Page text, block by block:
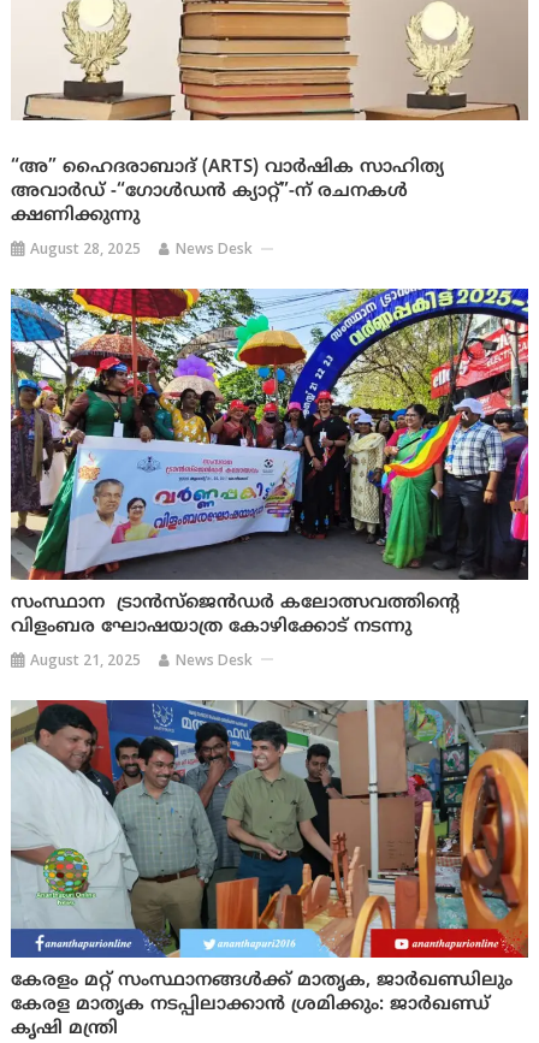
“അ” ഹൈദരാബാദ് (ARTS) വാർഷിക സാഹിത്യ
അവാർഡ് -“ഗോൾഡൻ ക്യാറ്റ്”-ന് രചനകൾ
ക്ഷണിക്കുന്നു
August 28, 2025 News Desk
സംസ്ഥാന ട്രാൻസ്‌ജെൻഡർ കലോത്സവത്തിന്റെ
വിളംബര ഘോഷയാത്ര കോഴിക്കോട് നടന്നു
August 21, 2025 News Desk
കേരളം മറ്റ് സംസ്ഥാനങ്ങള്‍ക്ക് മാതൃക, ജാര്‍ഖണ്ഡിലും
കേരള മാതൃക നടപ്പിലാക്കാന്‍ ശ്രമിക്കും: ജാര്‍ഖണ്ഡ്
കൃഷി മന്ത്രി